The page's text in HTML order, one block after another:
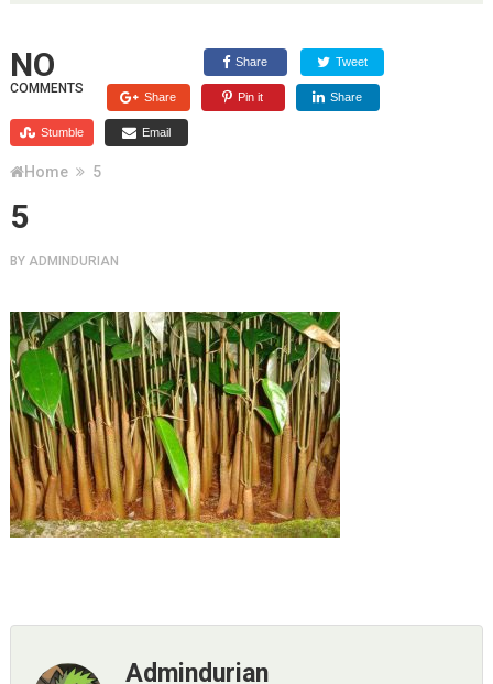
NO
COMMENTS
Share Tweet
Share Pin it Share
Stumble Email
Home 5
5
BY ADMINDURIAN
Admindurian